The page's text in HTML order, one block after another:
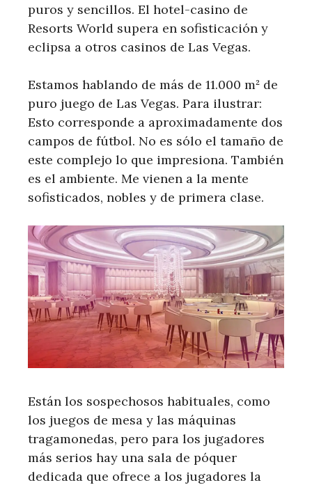
puros y sencillos. El hotel-casino de
Resorts World supera en sofisticación y
eclipsa a otros casinos de Las Vegas.
Estamos hablando de más de 11.000 m² de
puro juego de Las Vegas. Para ilustrar:
Esto corresponde a aproximadamente dos
campos de fútbol. No es sólo el tamaño de
este complejo lo que impresiona. También
es el ambiente. Me vienen a la mente
sofisticados, nobles y de primera clase.
Están los sospechosos habituales, como
los juegos de mesa y las máquinas
tragamonedas, pero para los jugadores
más serios hay una sala de póquer
dedicada que ofrece a los jugadores la